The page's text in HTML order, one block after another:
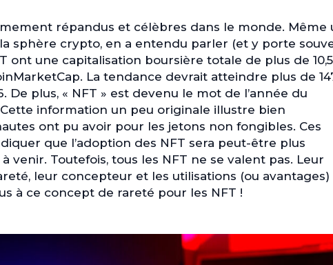
répandus et célèbres dans le monde. Même
sphère crypto, en a entendu parler (et y porte
ont une capitalisation boursière totale de plus de 10,5
La tendance devrait atteindre plus de
De plus, « NFT » est devenu le mot de l’année du
information un peu originale illustre bien
ont pu avoir pour les jetons non fongibles. Ces
que l’adoption des NFT sera peut-être plus
venir. Toutefois, tous les NFT ne se valent pas. Leur
leur concepteur et les utilisations (ou avantages)
à ce concept de rareté pour les NFT !